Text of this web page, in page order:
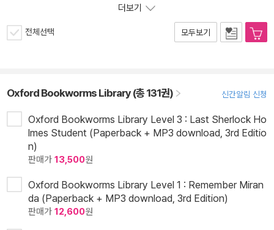
더보기
전체선택 모두보기
Oxford Bookworms Library (총 131권) 신간알림 신청
Oxford Bookworms Library Level 3 : Last Sherlock Ho
lmes Student (Paperback + MP3 download, 3rd Editio
n)
판매가 13,500원
Oxford Bookworms Library Level 1 : Remember Miran
da (Paperback + MP3 download, 3rd Edition)
판매가 12,600원